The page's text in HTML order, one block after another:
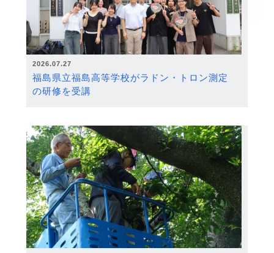
2026.07.27
福島県立福島高等学校がラドン・トロン測定
の研修を受講